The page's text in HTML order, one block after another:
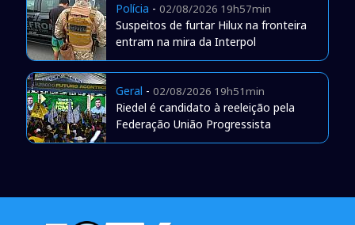
Polícia - 02/08/2026 19h57min
Suspeitos de furtar Hilux na fronteira
entram na mira da Interpol
Geral - 02/08/2026 19h51min
Riedel é candidato à reeleição pela
Federação União Progressista